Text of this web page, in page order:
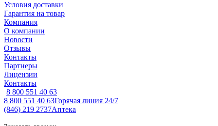
Условия доставки
Гарантия на товар
Компания
О компании
Новости
Отзывы
Контакты
Партнеры
Лицензии
Контакты
8 800 551 40 63
8 800 551 40 63Горячая линия 24/7
(846) 219 2737Аптека